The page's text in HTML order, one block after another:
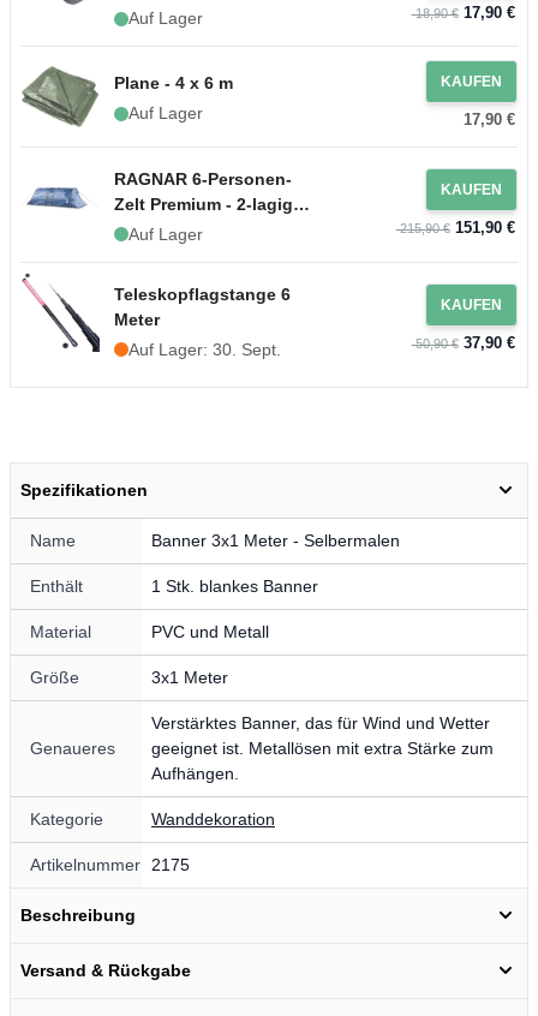
Auf Lager
18,90 €17,90 €
Plane - 4 x 6 m
Auf Lager
KAUFEN
17,90 €
RAGNAR 6-Personen-
Zelt Premium - 2-lagiges
Festzelt PartyVikings
Auf Lager
KAUFEN
215,90 €151,90 €
Teleskopflagstange 6
Meter
Auf Lager: 30. Sept.
KAUFEN
50,90 €37,90 €
Spezifikationen
Name Banner 3x1 Meter - Selbermalen
Enthält 1 Stk. blankes Banner
Material PVC und Metall
Größe 3x1 Meter
Genaueres
Verstärktes Banner, das für Wind und Wetter
geeignet ist. Metallösen mit extra Stärke zum
Aufhängen.
Kategorie Wanddekoration
Artikelnummer 2175
Beschreibung
Versand & Rückgabe
Möchtest du 10 % Rabatt